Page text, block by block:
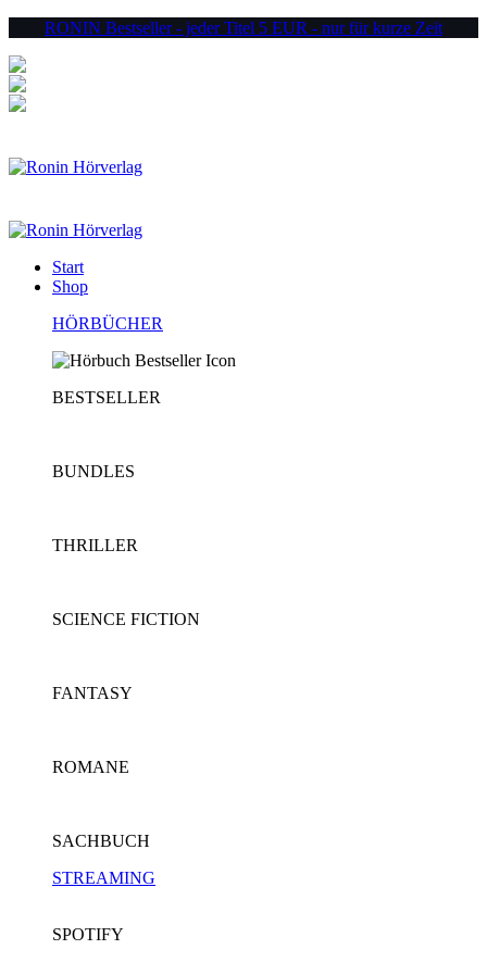
RONIN Bestseller - jeder Titel 5 EUR - nur für kurze Zeit
Start
Shop
HÖRBÜCHER
BESTSELLER
BUNDLES
THRILLER
SCIENCE FICTION
FANTASY
ROMANE
SACHBUCH
STREAMING
SPOTIFY